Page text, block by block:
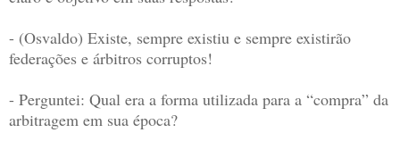
- (Osvaldo) Existe, sempre existiu e sempre existirão
federações e árbitros corruptos!
- Perguntei: Qual era a forma utilizada para a “compra” da
arbitragem em sua época?